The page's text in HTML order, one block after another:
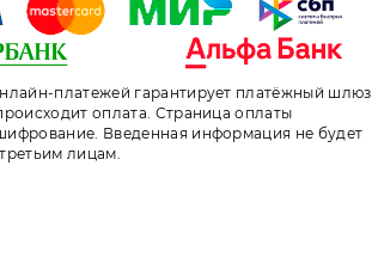
платежей гарантирует платёжный шлюз,
оплата. Страница оплаты
Введенная информация не будет
лицам.